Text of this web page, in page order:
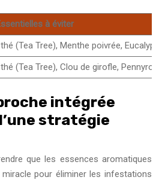
à éviter
(Tea Tree), Menthe poivrée,
(Tea Tree), Clou de girofle,
intégrée
stratégie
que les essences aromatiques
pour éliminer les infestations